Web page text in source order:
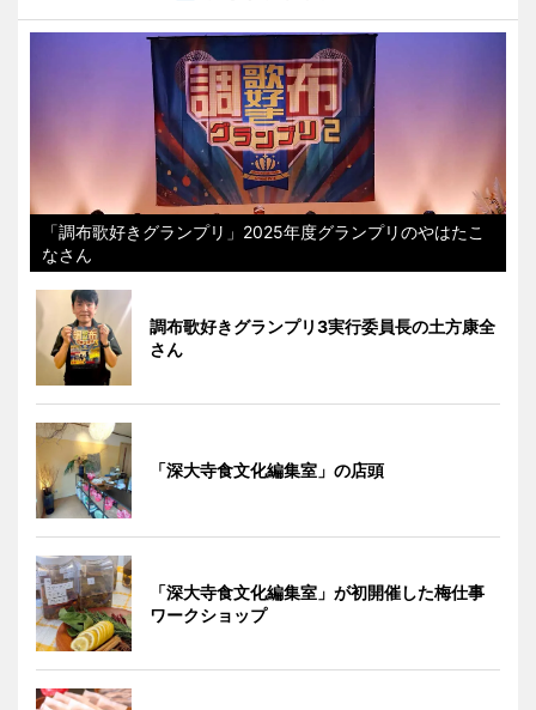
「調布歌好きグランプリ」2025年度グランプリのやはたこ
なさん
調布歌好きグランプリ3実行委員長の土方康全
さん
「深大寺食文化編集室」の店頭
「深大寺食文化編集室」が初開催した梅仕事
ワークショップ